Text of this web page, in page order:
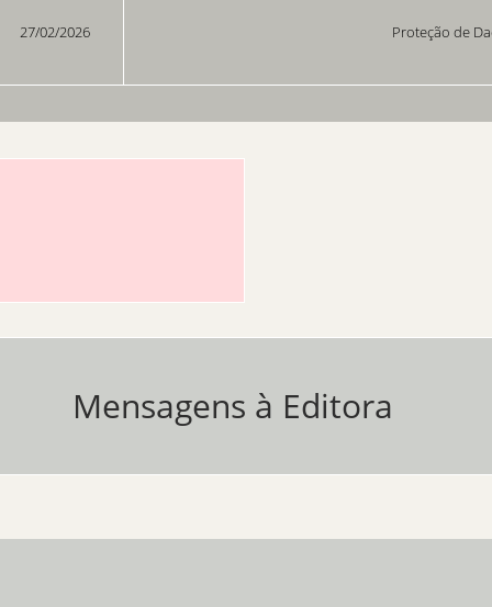
27/02/2026 Proteção de
Mensagens à Editora